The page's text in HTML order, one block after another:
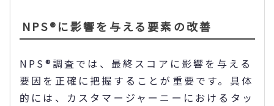
NPS®に影響を与える要素の改善
NPS®調査では、最終スコアに影響を与える
要因を正確に把握することが重要です。具体
的には、カスタマージャーニーにおけるタッ